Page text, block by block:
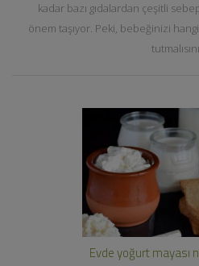
kadar bazı gıdalardan çeşitli
önem taşıyor. Peki, bebeğinizi
Evde yoğurt mayası